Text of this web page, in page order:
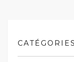
CATÉGORIES